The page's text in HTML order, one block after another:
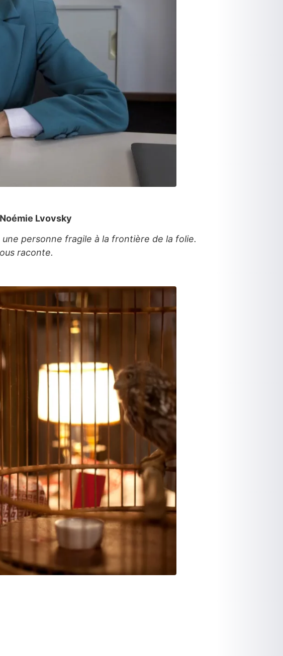
Noémie Lvovsky
personne fragile à la frontière de la folie.
raconte.